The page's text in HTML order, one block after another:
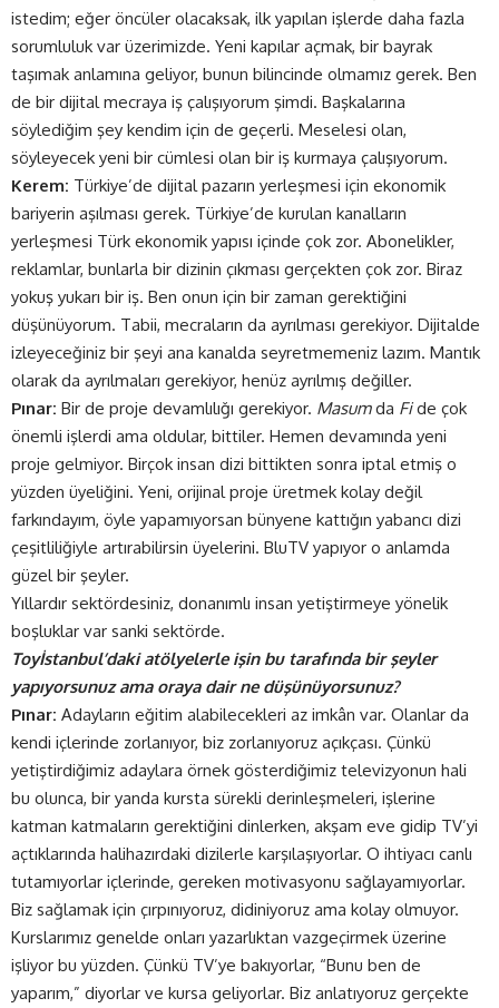
istedim; eğer öncüler olacaksak, ilk yapılan işlerde daha fazla
sorumluluk var üzerimizde. Yeni kapılar açmak, bir bayrak
taşımak anlamına geliyor, bunun bilincinde olmamız gerek. Ben
de bir dijital mecraya iş çalışıyorum şimdi. Başkalarına
söylediğim şey kendim için de geçerli. Meselesi olan,
söyleyecek yeni bir cümlesi olan bir iş kurmaya çalışıyorum.
Kerem: Türkiye’de dijital pazarın yerleşmesi için ekonomik
bariyerin aşılması gerek. Türkiye’de kurulan kanalların
yerleşmesi Türk ekonomik yapısı içinde çok zor. Abonelikler,
reklamlar, bunlarla bir dizinin çıkması gerçekten çok zor. Biraz
yokuş yukarı bir iş. Ben onun için bir zaman gerektiğini
düşünüyorum. Tabii, mecraların da ayrılması gerekiyor. Dijitalde
izleyeceğiniz bir şeyi ana kanalda seyretmemeniz lazım. Mantık
olarak da ayrılmaları gerekiyor, henüz ayrılmış değiller.
Pınar: Bir de proje devamlılığı gerekiyor. Masumda Fide çok
önemli işlerdi ama oldular, bittiler. Hemen devamında yeni
proje gelmiyor. Birçok insan dizi bittikten sonra iptal etmiş o
yüzden üyeliğini. Yeni, orijinal proje üretmek kolay değil
farkındayım, öyle yapamıyorsan bünyene kattığın yabancı dizi
çeşitliliğiyle artırabilirsin üyelerini. BluTV yapıyor o anlamda
güzel bir şeyler.
Yıllardır sektördesiniz, donanımlı insan yetiştirmeye yönelik
boşluklar var sanki sektörde.
Toyİstanbul’daki atölyelerle işin bu tarafında bir şeyler
yapıyorsunuz ama oraya dair ne düşünüyorsunuz?
Pınar: Adayların eğitim alabilecekleri az imkân var. Olanlar da
kendi içlerinde zorlanıyor, biz zorlanıyoruz açıkçası. Çünkü
yetiştirdiğimiz adaylara örnek gösterdiğimiz televizyonun hali
bu olunca, bir yanda kursta sürekli derinleşmeleri, işlerine
katman katmaların gerektiğini dinlerken, akşam eve gidip TV’yi
açtıklarında halihazırdaki dizilerle karşılaşıyorlar. O ihtiyacı canlı
tutamıyorlar içlerinde, gereken motivasyonu sağlayamıyorlar.
Biz sağlamak için çırpınıyoruz, didiniyoruz ama kolay olmuyor.
Kurslarımız genelde onları yazarlıktan vazgeçirmek üzerine
işliyor bu yüzden. Çünkü TV’ye bakıyorlar, “Bunu ben de
yaparım,” diyorlar ve kursa geliyorlar. Biz anlatıyoruz gerçekte